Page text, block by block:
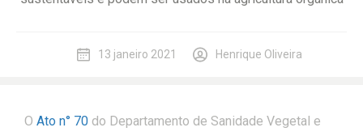
13 janeiro 2021 Henrique Oliveira
O Ato n° 70 do Departamento de Sanidade Vegetal e